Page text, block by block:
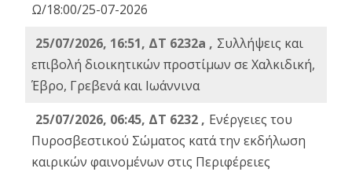
Ω/18:00/25-07-2026
25/07/2026, 16:51, ΔΤ 6232a , Συλλήψεις και
επιβολή διοικητικών προστίμων σε Χαλκιδική,
Έβρο, Γρεβενά και Ιωάννινα
25/07/2026, 06:45, ΔΤ 6232 , Ενέργειες του
Πυροσβεστικού Σώματος κατά την εκδήλωση
καιρικών φαινομένων στις Περιφέρειες